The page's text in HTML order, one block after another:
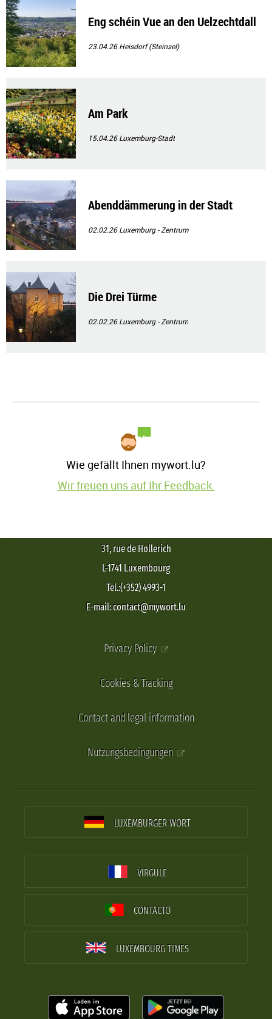
Eng schéin Vue an den Uelzechtdall
23.04.26Heisdorf (Steinsel)
Am Park
15.04.26Luxemburg-Stadt
Abenddämmerung in der Stadt
02.02.26Luxemburg - Zentrum
Die Drei Türme
02.02.26Luxemburg - Zentrum
Wie gefällt Ihnen mywort.lu?
Wir freuen uns auf Ihr Feedback.
31, rue de Hollerich
L-1741 Luxembourg
Tel.:(+352) 4993-1
E-mail: contact@mywort.lu
Privacy Policy
Cookies & Tracking
Contact and legal information
Nutzungsbedingungen
LUXEMBURGER WORT
VIRGULE
CONTACTO
LUXEMBOURG TIMES